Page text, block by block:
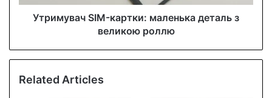
Утримувач SIM-картки: маленька деталь з
великою роллю
Related Articles